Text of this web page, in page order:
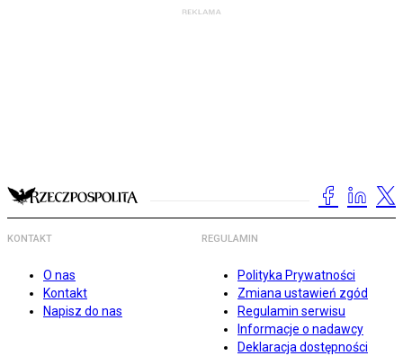
KONTAKT
O nas
Kontakt
Napisz do nas
REGULAMIN
Polityka Prywatności
Zmiana ustawień zgód
Regulamin serwisu
Informacje o nadawcy
Deklaracja dostępności